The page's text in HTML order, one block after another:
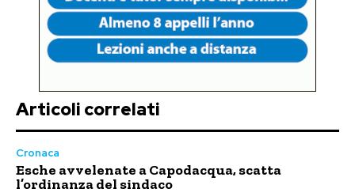
Articoli correlati
Cronaca
Esche avvelenate a Capodacqua, scatta
l’ordinanza del sindaco